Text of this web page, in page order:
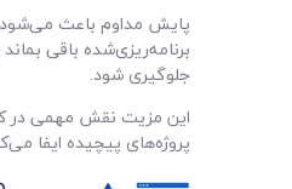
پایش مداوم باعث می‌شود
برنامه‌ریزی‌شده باقی
جلوگیری شود.
این مزیت نقش مهمی در
پروژه‌های پیچیده ایفا